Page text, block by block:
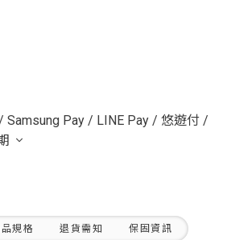
Samsung Pay / LINE Pay / 悠遊付 /
規格 退貨需知 保固資訊